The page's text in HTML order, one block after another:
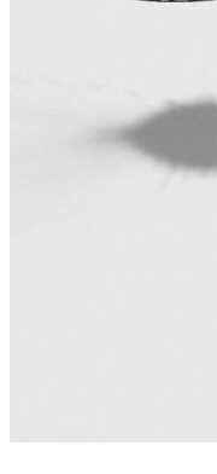
Tilføj til kurv